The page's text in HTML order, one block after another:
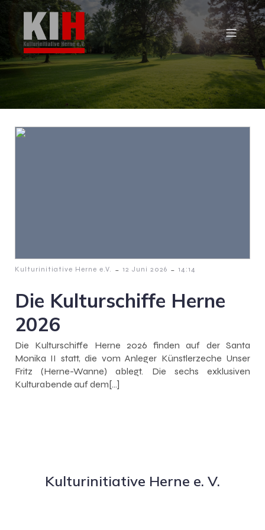
Kulturinitiative Herne e.V. - 12 Juni 2026 - 14:14
Die Kulturschiffe Herne
2026
Die Kulturschiffe Herne 2026 finden auf der Santa
Monika II statt, die vom Anleger Künstlerzeche Unser
Fritz (Herne-Wanne) ablegt. Die sechs exklusiven
Kulturabende auf dem[…]
Kulturinitiative Herne e. V.